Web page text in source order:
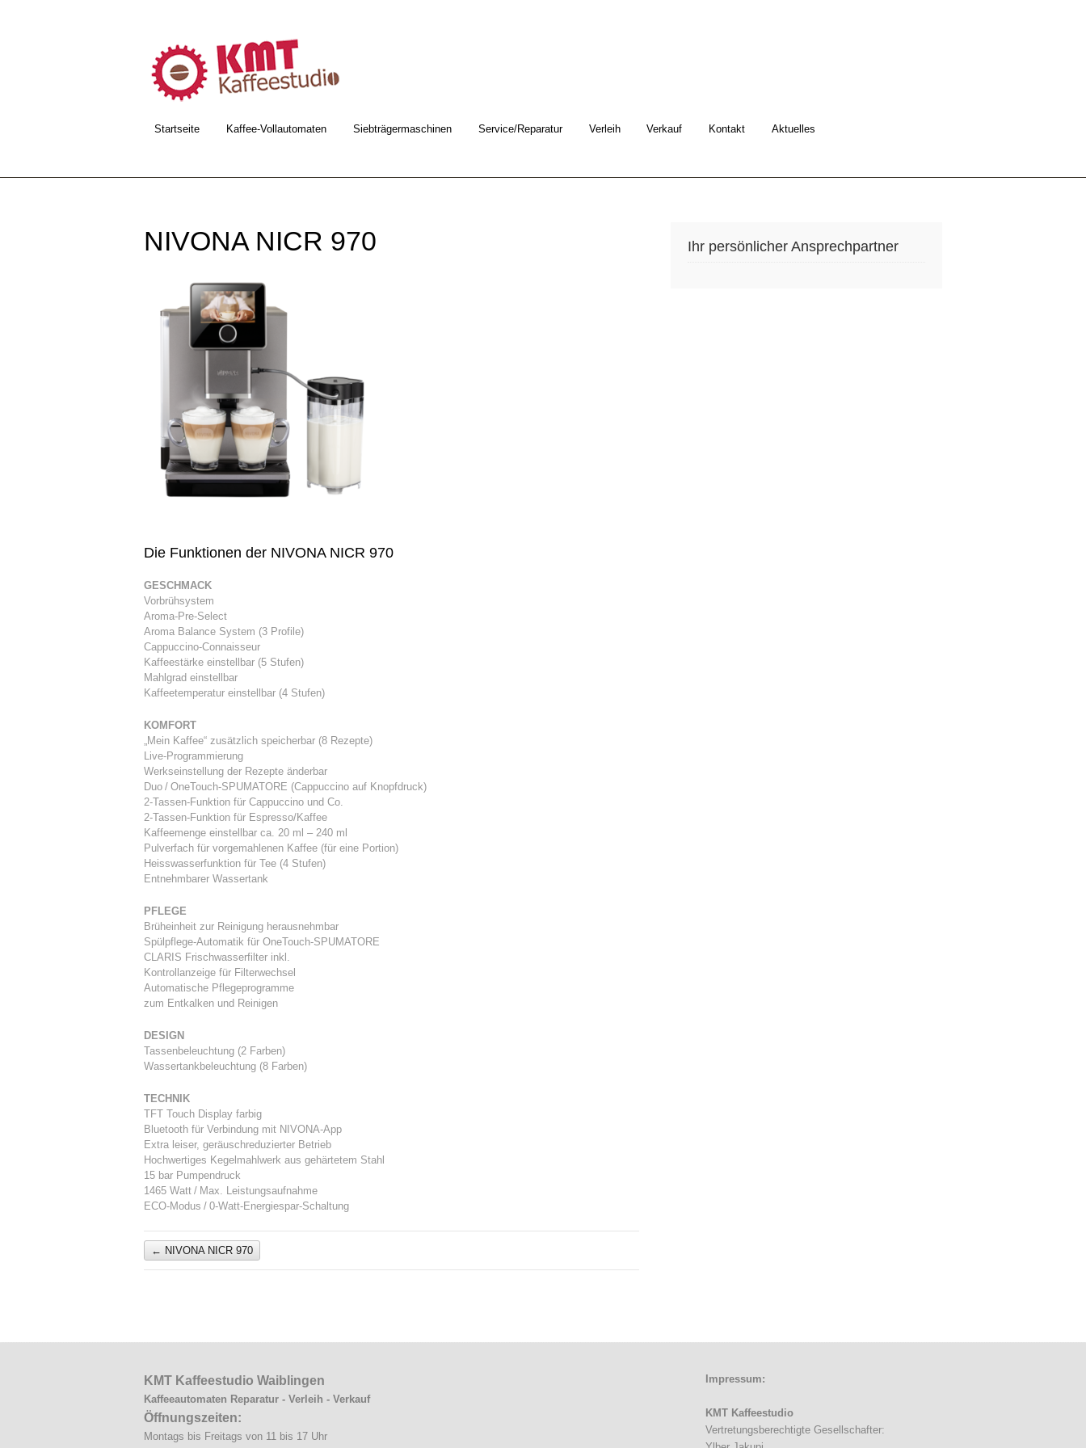
Startseite Kaffee-Vollautomaten Siebträgermaschinen Service/Reparatur Verleih Verkauf Kontakt Aktuelles
NIVONA NICR 970
Die Funktionen der NIVONA NICR 970
GESCHMACK
Vorbrühsystem
Aroma-Pre-Select
Aroma Balance System (3 Profile)
Cappuccino-Connaisseur
Kaffeestärke einstellbar (5 Stufen)
Mahlgrad einstellbar
Kaffeetemperatur einstellbar (4 Stufen)
KOMFORT
„Mein Kaffee“ zusätzlich speicherbar (8 Rezepte)
Live-Programmierung
Werkseinstellung der Rezepte änderbar
Duo / OneTouch-SPUMATORE (Cappuccino auf Knopfdruck)
2-Tassen-Funktion für Cappuccino und Co.
2-Tassen-Funktion für Espresso/Kaffee
Kaffeemenge einstellbar ca. 20 ml – 240 ml
Pulverfach für vorgemahlenen Kaffee (für eine Portion)
Heisswasserfunktion für Tee (4 Stufen)
Entnehmbarer Wassertank
PFLEGE
Brüheinheit zur Reinigung herausnehmbar
Spülpflege-Automatik für OneTouch-SPUMATORE
CLARIS Frischwasserfilter inkl.
Kontrollanzeige für Filterwechsel
Automatische Pflegeprogramme
zum Entkalken und Reinigen
DESIGN
Tassenbeleuchtung (2 Farben)
Wassertankbeleuchtung (8 Farben)
TECHNIK
TFT Touch Display farbig
Bluetooth für Verbindung mit NIVONA-App
Extra leiser, geräuschreduzierter Betrieb
Hochwertiges Kegelmahlwerk aus gehärtetem Stahl
15 bar Pumpendruck
1465 Watt / Max. Leistungsaufnahme
ECO-Modus / 0-Watt-Energiespar-Schaltung
← NIVONA NICR 970
Ihr persönlicher Ansprechpartner
Impressum:
KMT Kaffeestudio
Vertretungsberechtigte Gesellschafter:
KMT Kaffeestudio Waiblingen
Kaffeeautomaten Reparatur - Verleih - Verkauf
Öffnungszeiten:
Montags bis Freitags von 11 bis 17 Uhr